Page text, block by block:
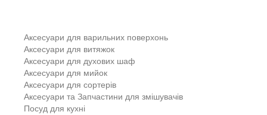
Аксесуари для варильних поверхонь
Аксесуари для витяжок
Аксесуари для духових шаф
Аксесуари для мийок
Аксесуари для сортерів
Аксесуари та Запчастини для змішувачів
Посуд для кухні